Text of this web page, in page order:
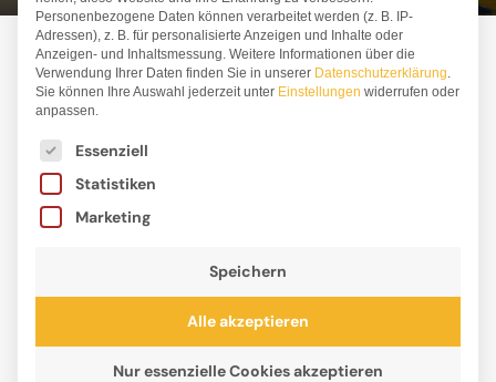
Personenbezogene Daten können verarbeitet werden (z. B. IP-
Adressen), z. B. für personalisierte Anzeigen und Inhalte oder
Anzeigen- und Inhaltsmessung. Weitere Informationen über die
Verwendung Ihrer Daten finden Sie in unserer Datenschutzerklärung.
Sie können Ihre Auswahl jederzeit unter Einstellungen widerrufen oder
anpassen.
Es folgt eine Liste der Service-Gruppen, für die
Essenziell
Statistiken
Marketing
Speichern
Alle akzeptieren
Nur essenzielle Cookies akzeptieren